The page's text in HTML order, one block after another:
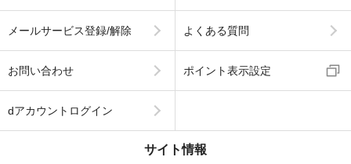
メールサービス登録/解除 よくある質問
お問い合わせ ポイント表示設定
dアカウントログイン
サイト情報